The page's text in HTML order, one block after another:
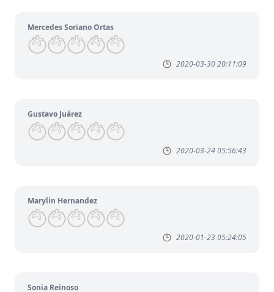
Mercedes Soriano Ortas
2020-03-30 20:11:09
Gustavo Juárez
2020-03-24 05:56:43
Marylin Hernandez
2020-01-23 05:24:05
Sonia Reinoso